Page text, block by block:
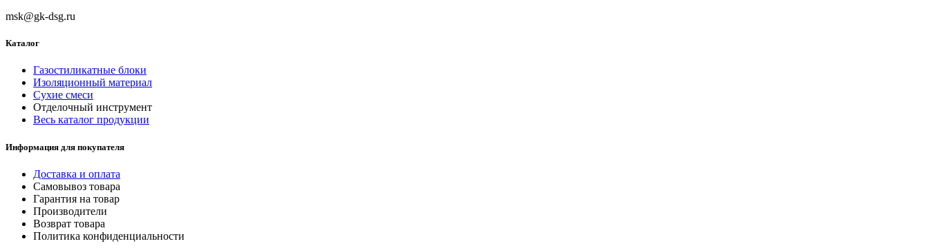
msk@gk-dsg.ru
Каталог
Газостиликатные блоки
Изоляционный материал
Сухие смеси
Отделочный инструмент
Весь каталог продукции
Информация для покупателя
Доставка и оплата
Самовывоз товара
Гарантия на товар
Производители
Возврат товара
Политика конфиденциальности